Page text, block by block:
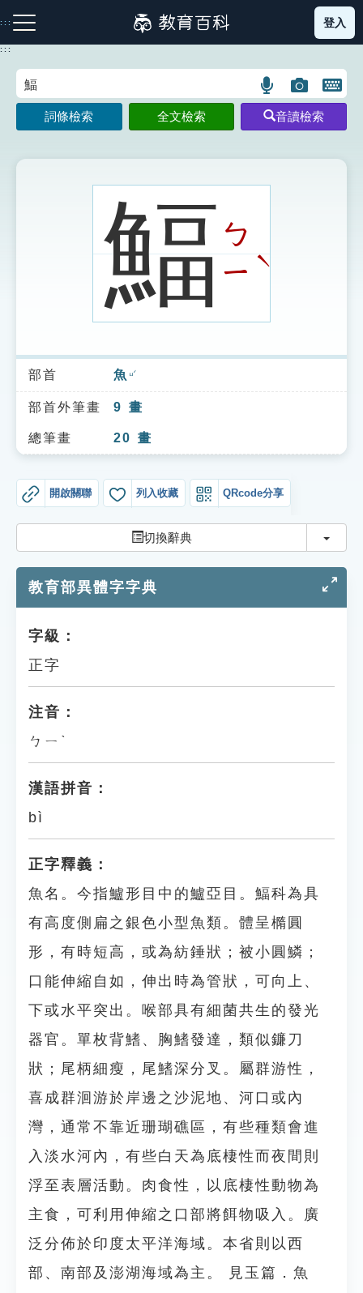
到
主
:::
注音索引圖示 筆畫索引圖示 部首索引表圖示
索引選單
知識索引
單字索引
貓頭鷹博士
登入
:::
語
言
搜
示
圖
片
搜
開
鍵
圖
詞條檢索 全文檢索 音讀檢索
鰏ㄅ
ㄧˋ
部首 魚 ㄩˊ
部首外筆畫 9 畫
總筆畫 20 畫
開啟關聯 列入收藏 QRcode分享
切換辭典 切換
教育部異體字字典
字級：
正字
注音：
ㄅㄧˋ
漢語拼音：
bì
正字釋義：
魚名。今指鱸形目中的鱸亞目。鰏科為具
有高度側扁之銀色小型魚類。體呈橢圓
形，有時短高，或為紡錘狀；被小圓鱗；
口能伸縮自如，伸出時為管狀，可向上、
下或水平突出。喉部具有細菌共生的發光
器官。單枚背鰭、胸鰭發達，類似鐮刀
狀；尾柄細瘦，尾鰭深分叉。屬群游性，
喜成群洄游於岸邊之沙泥地、河口或內
灣，通常不靠近珊瑚礁區，有些種類會進
入淡水河內，有些白天為底棲性而夜間則
浮至表層活動。肉食性，以底棲性動物為
主食，可利用伸縮之口部將餌物吸入。廣
泛分佈於印度太平洋海域。本省則以西
部、南部及澎湖海域為主。 見玉篇．魚